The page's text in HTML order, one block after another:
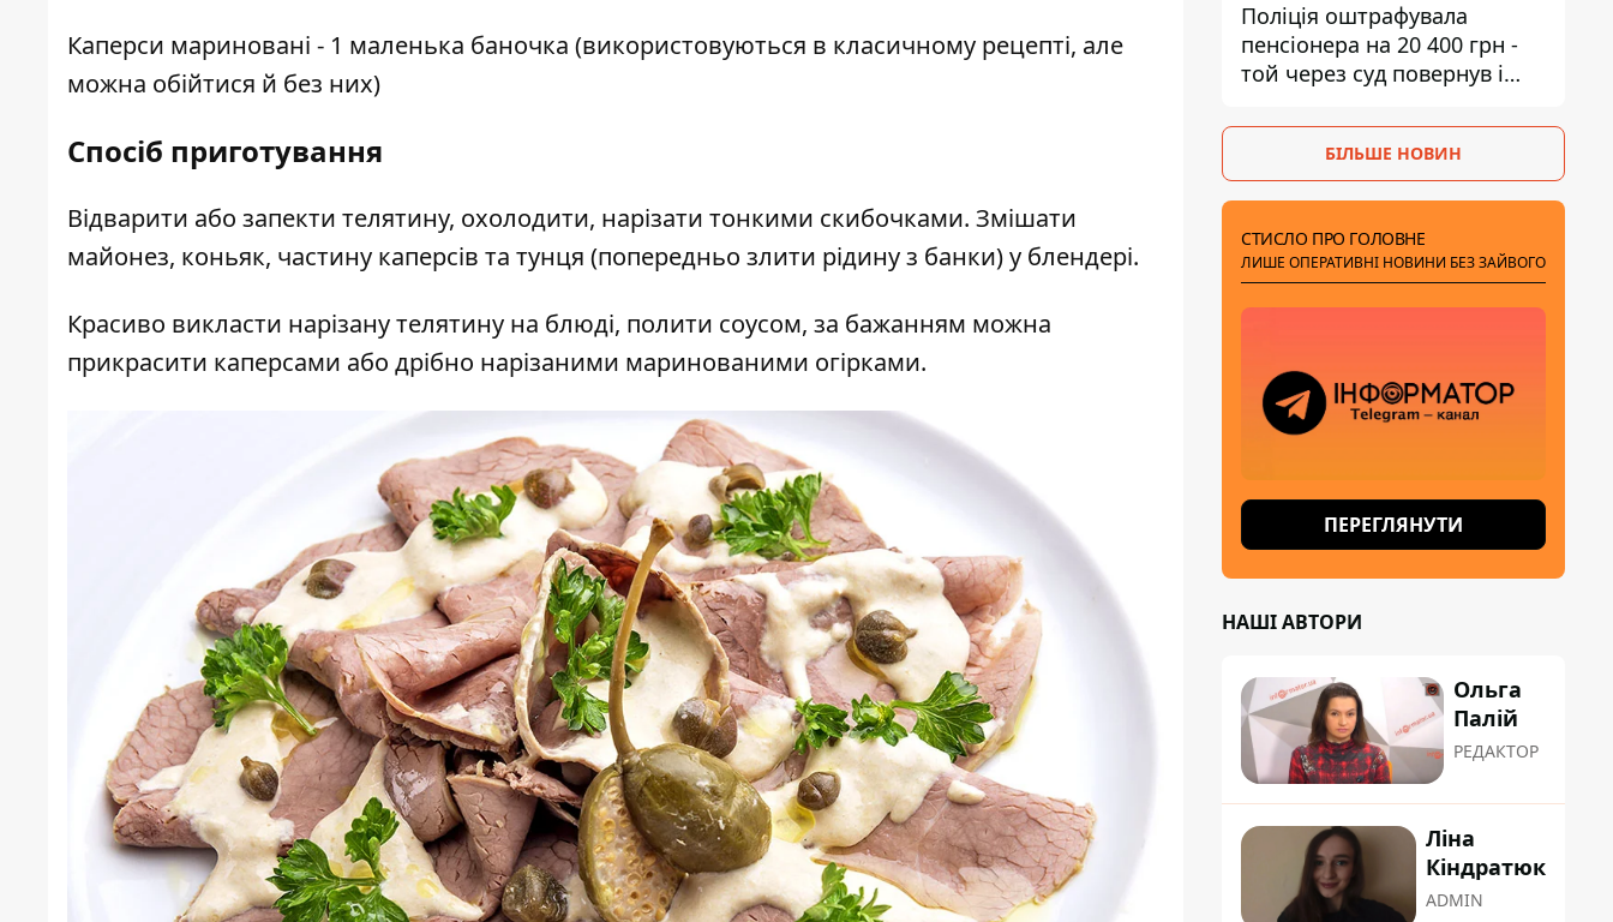
Каперси мариновані - 1 маленька баночка (використовуються в класичному рецепті, але
можна обійтися й без них)
Спосіб приготування
Відварити або запекти телятину, охолодити, нарізати тонкими скибочками. Змішати
майонез, коньяк, частину каперсів та тунця (попередньо злити рідину з банки) у блендері.
Красиво викласти нарізану телятину на блюді, полити соусом, за бажанням можна
прикрасити каперсами або дрібно нарізаними маринованими огірками.
Поліція оштрафувала
пенсіонера на 20 400 грн -
той через суд повернув і
моральної шкоди
БІЛЬШЕ НОВИН
СТИСЛО ПРО ГОЛОВНЕ
ЛИШЕ ОПЕРАТИВНІ НОВИНИ БЕЗ ЗАЙВОГО
ПЕРЕГЛЯНУТИ
НАШІ АВТОРИ
Ольга
Палій
РЕДАКТОР
Ліна
Кіндратюк
ADMIN